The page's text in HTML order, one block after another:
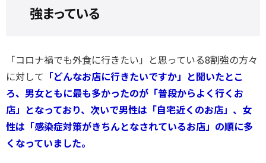
強まっている
「コロナ禍でも外食に行きたい」と思っている8割強の方々
に対して 「どんなお店に行きたいですか」と聞いたとこ
ろ、男女ともに最も多かったのが「普段からよく行くお
店」となっており、次いで男性は「自宅近くのお店」、女
性は「感染症対策がきちんとなされているお店」の順に多
くなっていました。